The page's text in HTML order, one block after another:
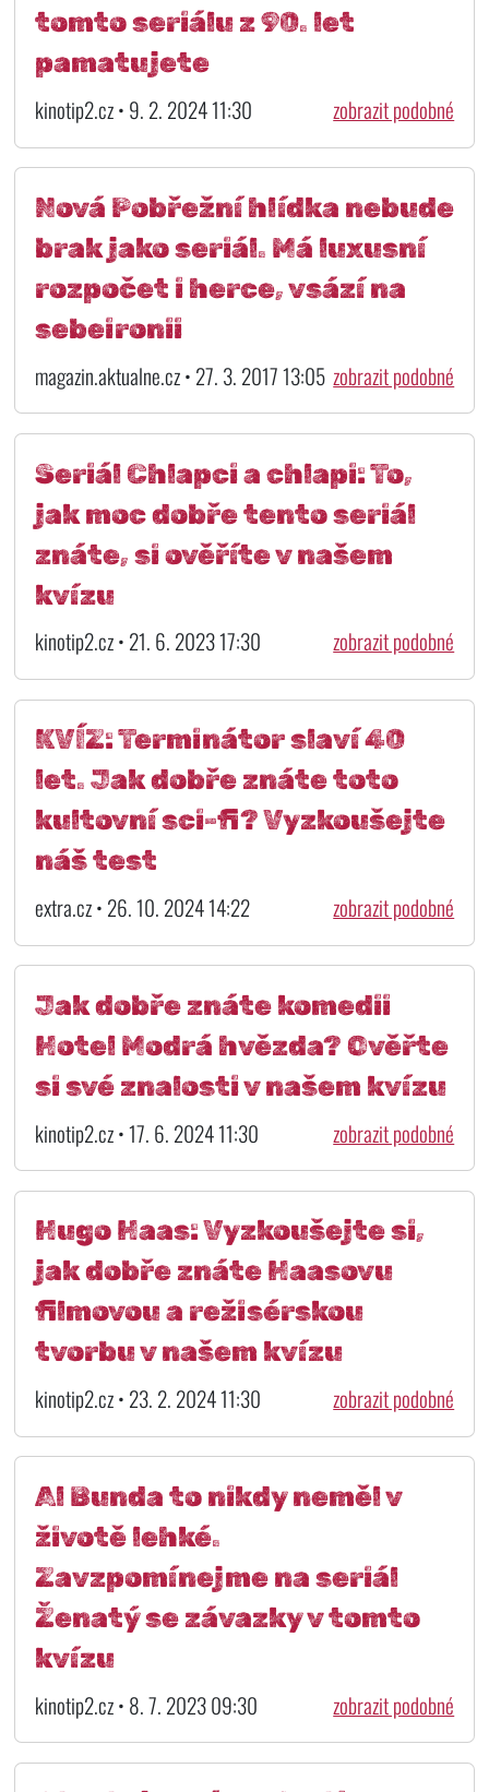
tomto seriálu z 90. let
pamatujete
kinotip2.cz • 9. 2. 2024 11:30 zobrazit podobné
Nová Pobřežní hlídka nebude
brak jako seriál. Má luxusní
rozpočet i herce, vsází na
sebeironii
magazin.aktualne.cz • 27. 3. 2017 13:05 zobrazit podobné
Seriál Chlapci a chlapi: To,
jak moc dobře tento seriál
znáte, si ověříte v našem
kvízu
kinotip2.cz • 21. 6. 2023 17:30 zobrazit podobné
KVÍZ: Terminátor slaví 40
let. Jak dobře znáte toto
kultovní sci-fi? Vyzkoušejte
náš test
extra.cz • 26. 10. 2024 14:22 zobrazit podobné
Jak dobře znáte komedii
Hotel Modrá hvězda? Ověřte
si své znalosti v našem kvízu
kinotip2.cz • 17. 6. 2024 11:30 zobrazit podobné
Hugo Haas: Vyzkoušejte si,
jak dobře znáte Haasovu
filmovou a režisérskou
tvorbu v našem kvízu
kinotip2.cz • 23. 2. 2024 11:30 zobrazit podobné
Al Bunda to nikdy neměl v
životě lehké.
Zavzpomínejme na seriál
Ženatý se závazky v tomto
kvízu
kinotip2.cz • 8. 7. 2023 09:30 zobrazit podobné